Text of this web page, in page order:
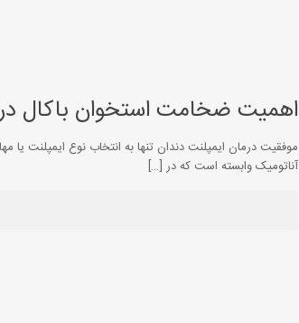
اهمیت ضخامت استخوان باکال
موفقیت درمان ایمپلنت دندان تنها به انتخاب نوع ایمپلنت
آناتومیک وابسته است که در […]